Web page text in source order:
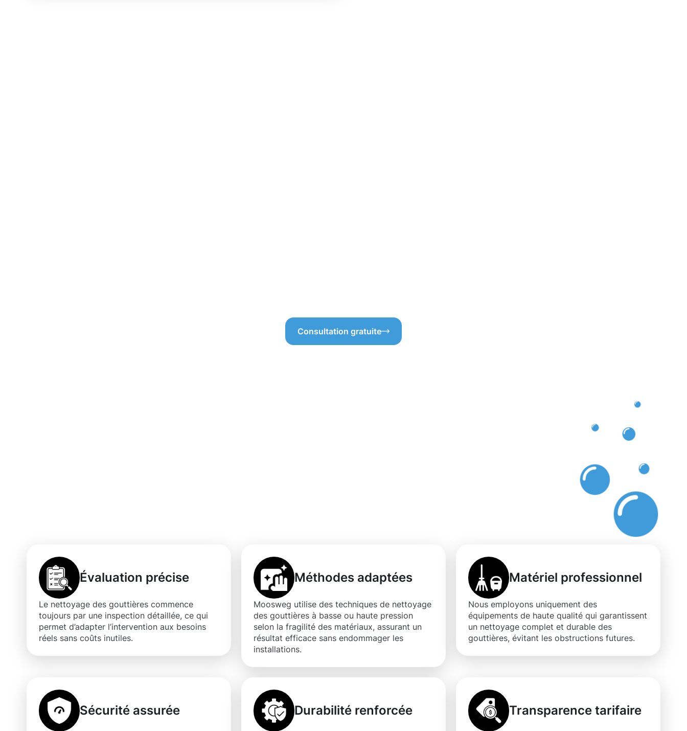
Consultation gratuite
Évaluation précise
Le nettoyage des gouttières commence
toujours par une inspection détaillée, ce qui
permet d’adapter l’intervention aux besoins
réels sans coûts inutiles.
Méthodes adaptées
Moosweg utilise des techniques de nettoyage
des gouttières à basse ou haute pression
selon la fragilité des matériaux, assurant un
résultat efficace sans endommager les
installations.
Matériel professionnel
Nous employons uniquement des
équipements de haute qualité qui garantissent
un nettoyage complet et durable des
gouttières, évitant les obstructions futures.
Sécurité assurée Durabilité renforcée Transparence tarifaire